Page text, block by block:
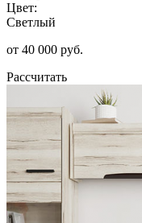
Цвет:
Светлый
от 40 000 руб.
Рассчитать